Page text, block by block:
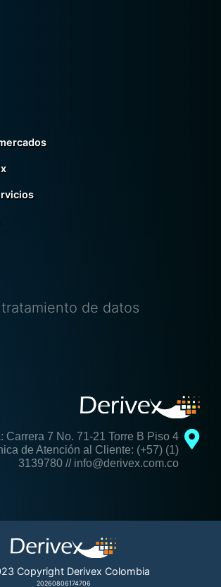
de datos
Carrera 7 No. 71-21 Torre B Piso 4
de Atención al Cliente: (+57) (1)
3139780 // info@derivex.com.co
Copyright Derivex Colombia
20260806174706